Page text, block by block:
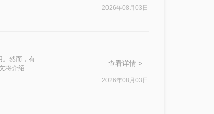
2026年08月03日
。然而，有
将介绍四
查看详情 >
2026年08月03日